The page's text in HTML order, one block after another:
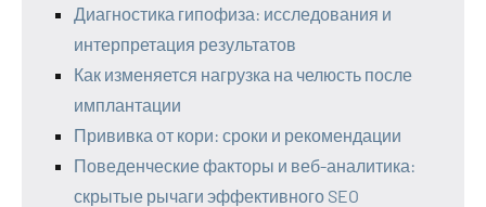
Диагностика гипофиза: исследования и
интерпретация результатов
Как изменяется нагрузка на челюсть после
имплантации
Прививка от кори: сроки и рекомендации
Поведенческие факторы и веб-аналитика:
скрытые рычаги эффективного SEO